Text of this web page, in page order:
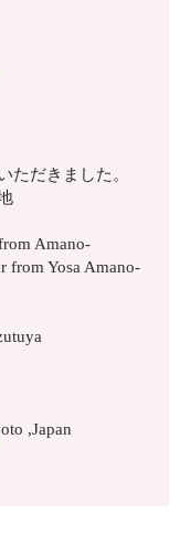
ただきました。
Amano-
from Yosa Amano-
,Japan